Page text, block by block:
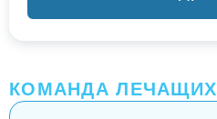
КОМАНДА ЛЕЧАЩИХ